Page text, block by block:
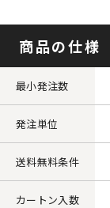
商品の仕様
最小発注数
発注単位
送料無料条件
カートン入数